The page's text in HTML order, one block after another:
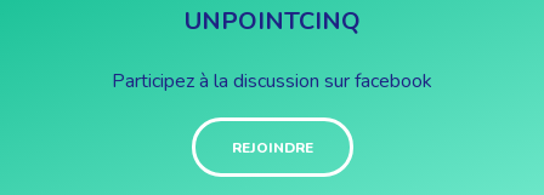
UNPOINTCINQ
Participez à la discussion sur facebook
REJOINDRE